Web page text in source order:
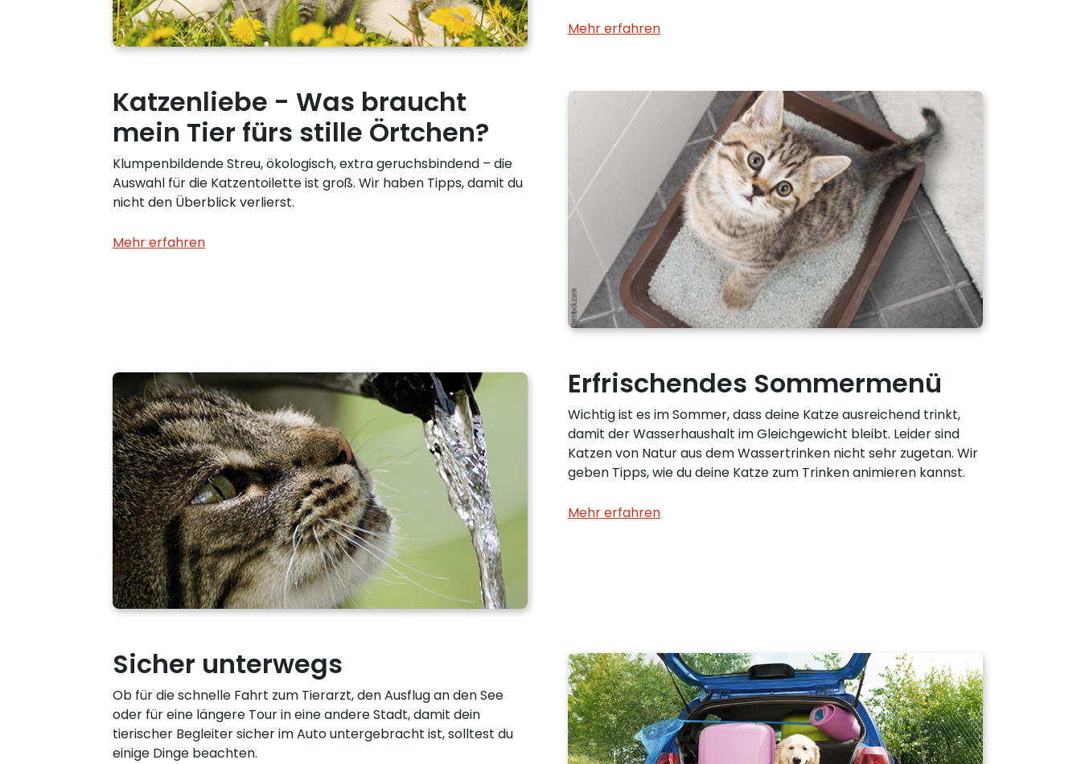
Mehr erfahren
Katzenliebe - Was braucht
mein Tier fürs stille Örtchen?
Klumpenbildende Streu, ökologisch, extra geruchsbindend – die
Auswahl für die Katzentoilette ist groß. Wir haben Tipps, damit du
nicht den Überblick verlierst.
Mehr erfahren
Erfrischendes Sommermenü
Wichtig ist es im Sommer, dass deine Katze ausreichend trinkt,
damit der Wasserhaushalt im Gleichgewicht bleibt. Leider sind
Katzen von Natur aus dem Wassertrinken nicht sehr zugetan. Wir
geben Tipps, wie du deine Katze zum Trinken animieren kannst.
Mehr erfahren
Sicher unterwegs
Ob für die schnelle Fahrt zum Tierarzt, den Ausflug an den See
oder für eine längere Tour in eine andere Stadt, damit dein
tierischer Begleiter sicher im Auto untergebracht ist, solltest du
einige Dinge beachten.